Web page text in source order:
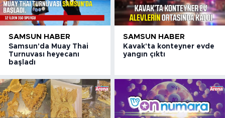
SAMSUN HABER
Samsun'da Muay Thai
Turnuvası heyecanı
başladı
SAMSUN HABER
Kavak'ta konteyner evde
yangın çıktı